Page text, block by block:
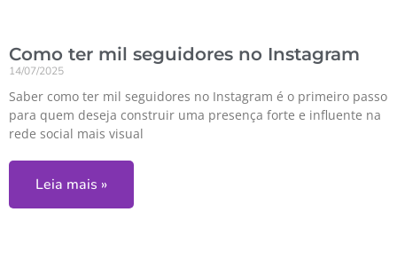
Como ter mil seguidores no Instagram
14/07/2025
Saber como ter mil seguidores no Instagram é o primeiro passo
para quem deseja construir uma presença forte e influente na
rede social mais visual
Leia mais »